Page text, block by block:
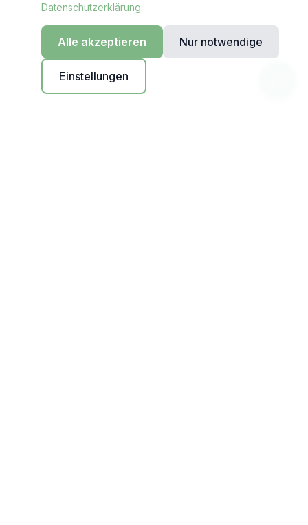
Datenschutzerklärung.
Alle akzeptieren Nur notwendige
Einstellungen